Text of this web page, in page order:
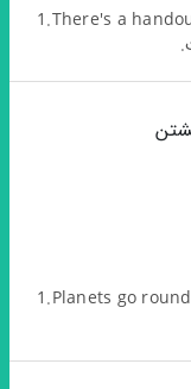
1.There's a
1.Planets go